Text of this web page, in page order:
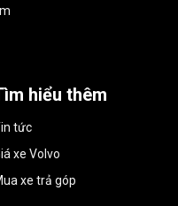
hiểu thêm
tức
xe Volvo
xe trả góp